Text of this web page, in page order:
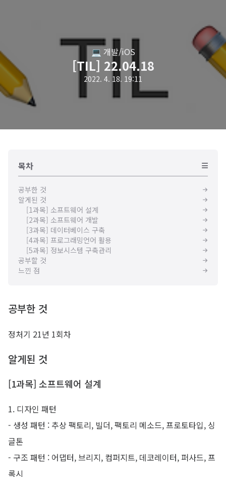
💻 개발/iOS
[TIL] 22.04.18
2022. 4. 18. 19:11
목차
공부한 것
알게된 것
[1과목] 소프트웨어 설계
[2과목] 소프트웨어 개발
[3과목] 데이터베이스 구축
[4과목] 프로그래밍언어 활용
[5과목] 정보시스템 구축관리
공부할 것
느낀 점
공부한 것
정처기 21년 1회차
알게된 것
[1과목] 소프트웨어 설계
1. 디자인 패턴
- 생성 패턴 : 추상 팩토리, 빌더, 팩토리 메소드, 프로토타입, 싱
글톤
- 구조 패턴 : 어댑터, 브리지, 컴퍼지트, 데코레이터, 퍼사드, 프
록시